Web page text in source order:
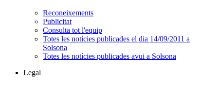
Reconeixements
Publicitat
Consulta tot l'equip
Totes les notícies publicades el dia 14/09/2011 a
Solsona
Totes les notícies publicades avui a Solsona
Legal